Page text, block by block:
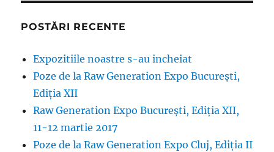
POSTĂRI RECENTE
Expozitiile noastre s-au incheiat
Poze de la Raw Generation Expo București,
Ediția XII
Raw Generation Expo București, Ediția XII,
11-12 martie 2017
Poze de la Raw Generation Expo Cluj, Ediția II